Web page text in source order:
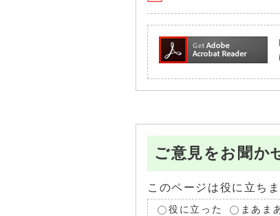
ご意見をお聞か
このページは役に立ち
役に立った まあま